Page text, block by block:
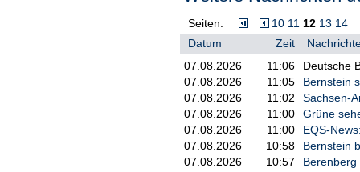
Seiten: 10 11 12 13 14
Datum
Zeit
07.08.2026
11:06
Deutsche
07.08.2026
11:05
Bernstein
07.08.2026
11:02
Sachsen-
07.08.2026
11:00
Grüne
07.08.2026
11:00
EQS-
07.08.2026
10:58
Bernstein
07.08.2026
10:57